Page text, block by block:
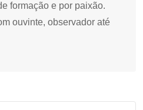
formação e por paixão.
ouvinte, observador até